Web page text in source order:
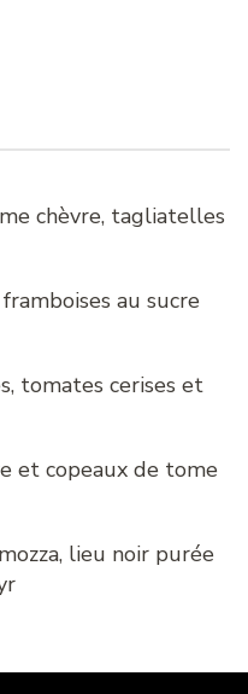
chèvre, tagliatelles
au sucre
tomates cerises et
et copeaux de tome
lieu noir purée